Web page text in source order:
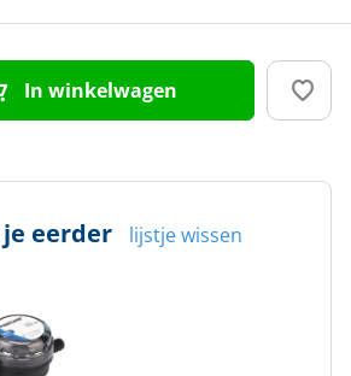
In winkelwagen
eerder lijstje wissen